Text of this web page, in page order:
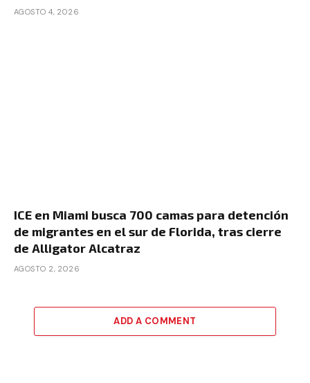
AGOSTO 4, 2026
ICE en Miami busca 700 camas para detención
de migrantes en el sur de Florida, tras cierre
de Alligator Alcatraz
AGOSTO 2, 2026
ADD A COMMENT